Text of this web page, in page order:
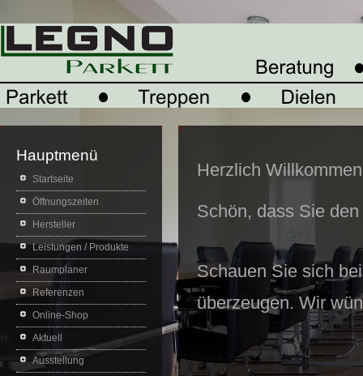
Hauptmenü
Startseite
Öffnungszeiten
Hersteller
Leistungen / Produkte
Raumplaner
Referenzen
Online-Shop
Aktuell
Ausstellung
Herzlich
Schön, dass Sie
Schauen Sie sich
überzeugen. Wir